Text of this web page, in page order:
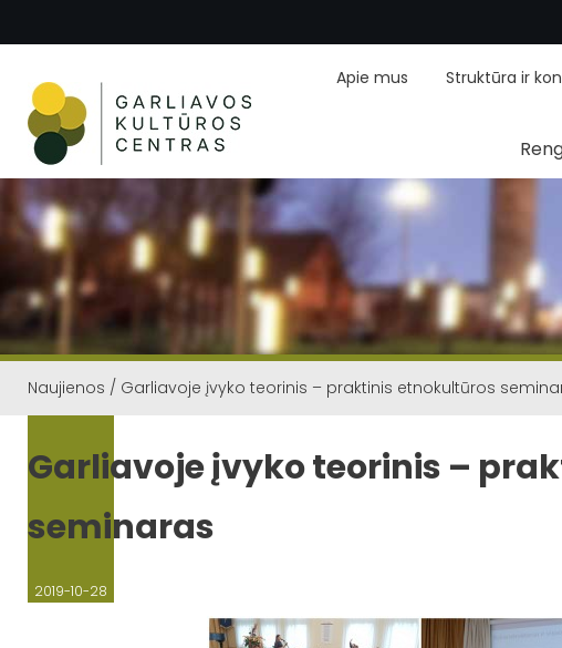
Apie mus Struktūra ir
Naujienos / Garliavoje įvyko teorinis – praktinis etnokultūros
Garliavoje įvyko teorinis –
seminaras
2019-10-28